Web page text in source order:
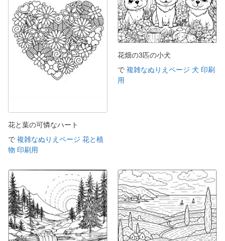
花と葉の可憐なハート
で 複雑なぬりえページ 花と植
物 印刷用
花畑の3匹の小犬
で 複雑なぬりえページ 犬 印刷
用